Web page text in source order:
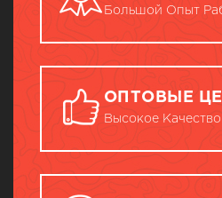
Большой Опыт
ОПТОВЫЕ
Высокое